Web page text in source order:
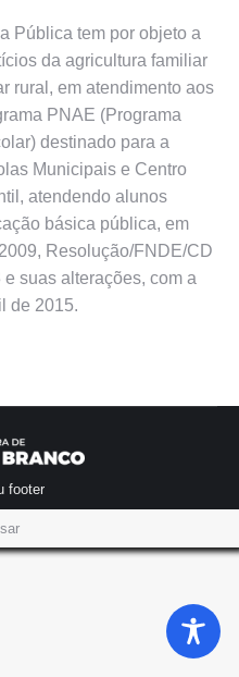
Pública tem por objeto a
da agricultura familiar
rural, em atendimento aos
PNAE (Programa
destinado para a
Municipais e Centro
atendendo alunos
básica pública, em
Resolução/FNDE/CD
suas alterações, com a
de 2015.
footer